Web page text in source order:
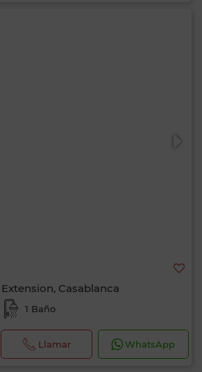
Casablanca
1 Baño
Llamar WhatsApp